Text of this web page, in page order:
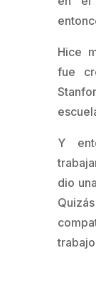
Hice
fue
Y
dio